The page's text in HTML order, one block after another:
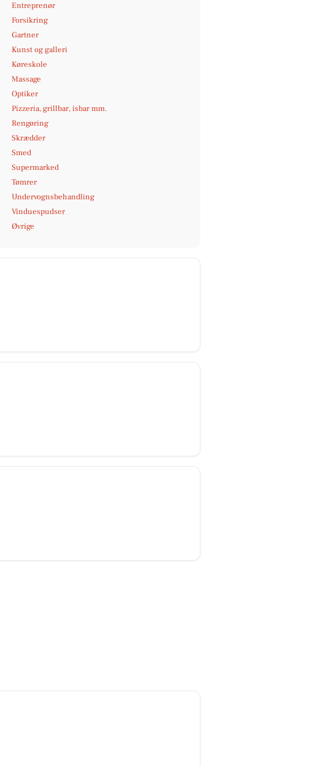
Entreprenør
Forsikring
Gartner
Kunst og galleri
Køreskole
Massage
Optiker
Pizzeria, grillbar, isbar mm.
Rengøring
Skrædder
Smed
Supermarked
Tømrer
Undervognsbehandling
Vinduespudser
Øvrige